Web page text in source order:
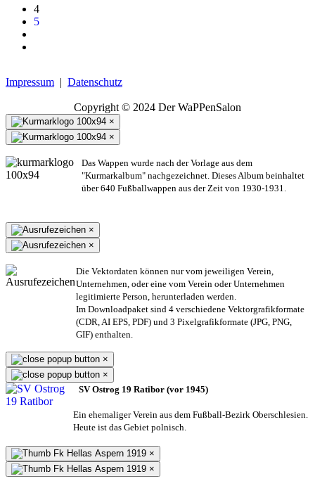
4
5
Impressum | Datenschutz
Copyright © 2024 Der WaPPenSalon
×
×
Das Wappen wurde nach der Vorlage aus dem
"Kurmarkalbum" nachgezeichnet. Dieses Album beinhaltet
über 640 Fußballwappen aus der Zeit von 1930-1931.
×
×
Die Vektordaten können nur vom jeweiligen Verein,
Unternehmen, oder eine vom Verein oder Unternehmen
legitimierte Person, herunterladen werden.
Im Downloadpaket sind 4 verschiedene Vektorgrafikformate
(CDR, AI EPS, PDF) und 3 Pixelgrafikformate (JPG, PNG,
GIF) enthalten.
×
×
SV Ostrog 19 Ratibor (vor 1945)
Ein ehemaliger Verein aus dem Fußball-Bezirk Oberschlesien.
Heute ist das Gebiet polnisch.
×
×